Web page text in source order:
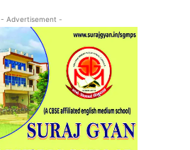
- Advertisement -